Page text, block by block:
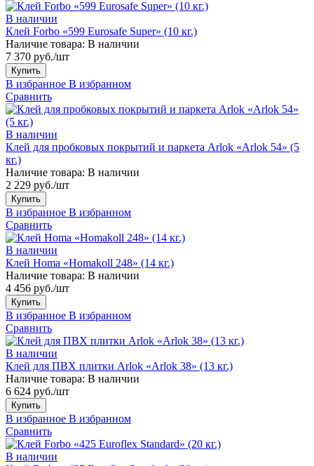
В наличии
Клей Forbo «599 Eurosafe Super» (10 кг.)
Наличие товара: В наличии
7 370 руб./шт
Купить
В избранное В избранном
Сравнить
В наличии
Клей для пробковых покрытий и паркета Arlok «Arlok 54» (5
кг.)
Наличие товара: В наличии
2 229 руб./шт
Купить
В избранное В избранном
Сравнить
В наличии
Клей Homa «Homakoll 248» (14 кг.)
Наличие товара: В наличии
4 456 руб./шт
Купить
В избранное В избранном
Сравнить
В наличии
Клей для ПВХ плитки Arlok «Arlok 38» (13 кг.)
Наличие товара: В наличии
6 624 руб./шт
Купить
В избранное В избранном
Сравнить
В наличии